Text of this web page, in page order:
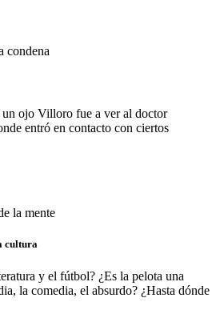
un ojo Villoro fue a ver al doctor
entró en contacto con ciertos
cultura
y el fútbol? ¿Es la pelota una
la comedia, el absurdo? ¿Hasta dónde